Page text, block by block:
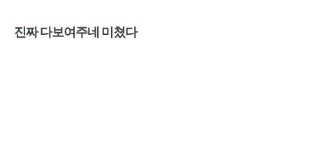
진짜 다보여주네 미쳤다